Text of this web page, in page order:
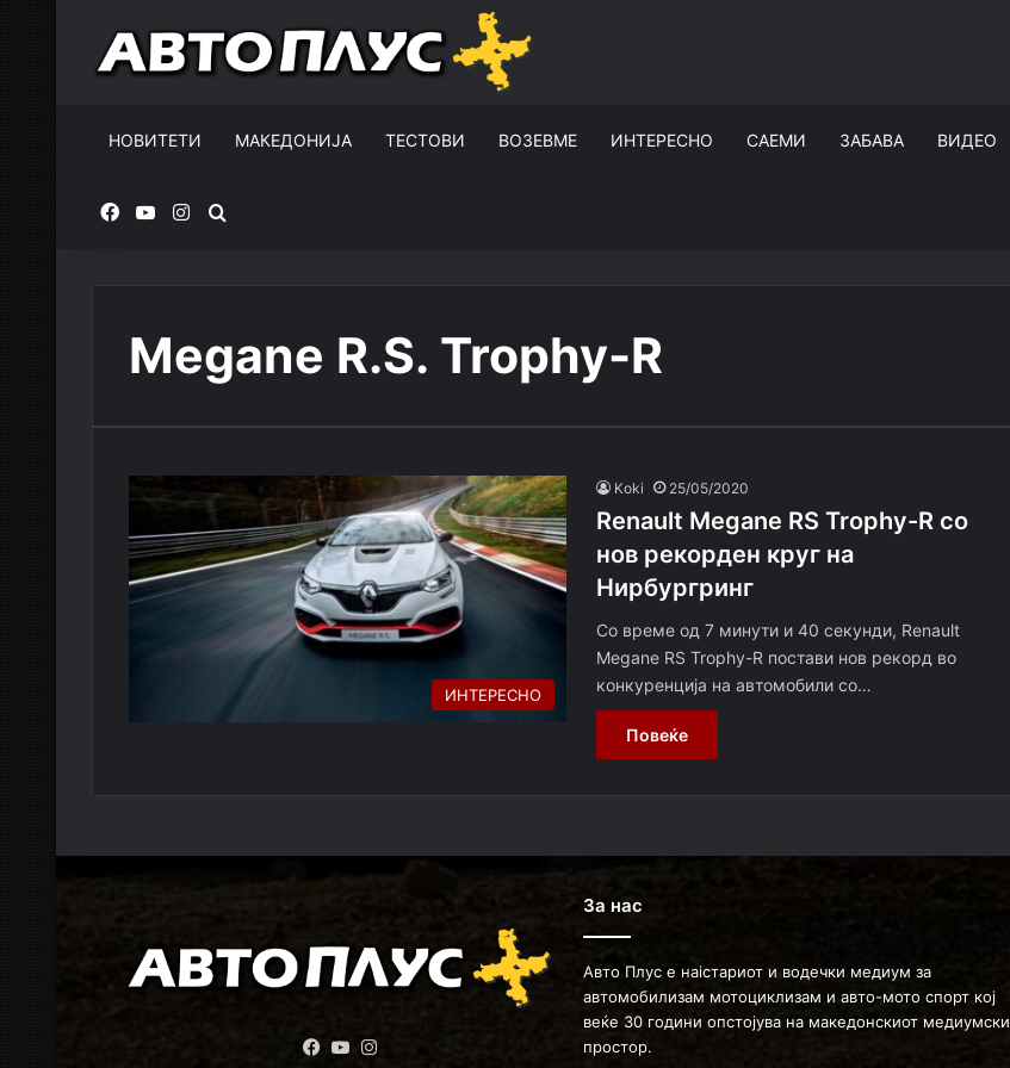
НОВИТЕТИ МАКЕДОНИЈА ТЕСТОВИ ВОЗЕВМЕ ИНТЕРЕСНО САЕМИ ЗАБАВА ВИДЕО
FacebookYouTubeInstagram
Megane R.S. Trophy-R
ИНТЕРЕСНО
Koki 25/05/2020
Renault Megane RS Trophy-R со
нов рекорден круг на
Нирбургринг
Со време од 7 минути и 40 секунди, Renault
Megane RS Trophy-R постави нов рекорд во
конкуренција на автомобили со…
Повеќе
Facebook
YouTube
За нас
Авто Плус е наістариот и водечки медиум за
автомобилизам мотоциклизам и авто-мото спорт кој
веќе 30 години опстојува на македонскиот медиумски
простор.